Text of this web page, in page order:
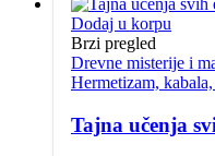
Dodaj u korpu
Brzi pregled
Drevne misterije i
Hermetizam,
Tajna učenja